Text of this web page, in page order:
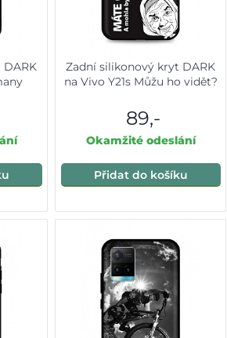
Zadní silikonový kryt DARK
na Vivo Y21s Můžu ho vidět?
89,-
Okamžité odeslání
Přidat do košíku